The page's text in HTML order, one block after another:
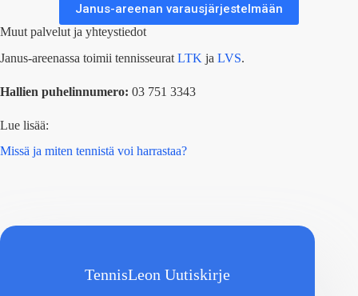
Janus-areenan varausjärjestelmään
Muut palvelut ja yhteystiedot
Janus-areenassa toimii tennisseurat LTK ja LVS.
Hallien puhelinnumero: 03 751 3343
Lue lisää:
Missä ja miten tennistä voi harrastaa?
TennisLeon Uutiskirje